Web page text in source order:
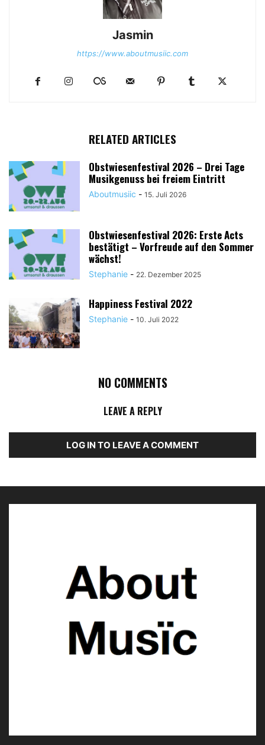
Jasmin
https://www.aboutmusiic.com
RELATED ARTICLES
Obstwiesenfestival 2026 – Drei Tage
Musikgenuss bei freiem Eintritt
Aboutmusiic - 15. Juli 2026
Obstwiesenfestival 2026: Erste Acts
bestätigt – Vorfreude auf den Sommer
wächst!
Stephanie - 22. Dezember 2025
Happiness Festival 2022
Stephanie - 10. Juli 2022
NO COMMENTS
LEAVE A REPLY
LOG IN TO LEAVE A COMMENT